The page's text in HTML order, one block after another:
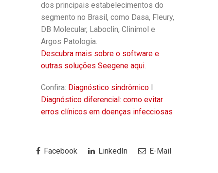
dos principais estabelecimentos do
segmento no Brasil, como Dasa, Fleury,
DB Molecular, Laboclin, Clinimol e
Argos Patologia.
Descubra mais sobre o software e
outras soluções Seegene aqui.
Confira: Diagnóstico sindrômico l
Diagnóstico diferencial: como evitar
erros clínicos em doenças infecciosas
Facebook LinkedIn E-Mail